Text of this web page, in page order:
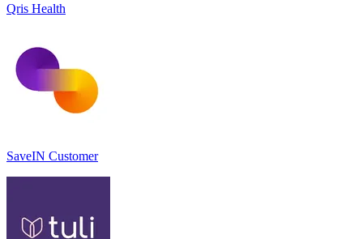
Qris Health
SaveIN Customer